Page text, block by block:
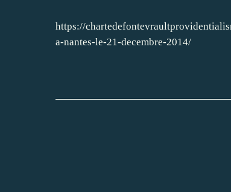
https://
a-nantes-le-21-decembre-2014/